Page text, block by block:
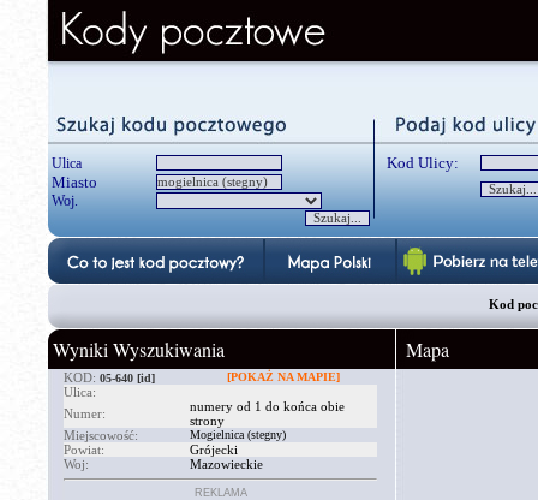
Ulica
Miasto
Woj.
Kod Ulicy:
Kod
Wyniki Wyszukiwania
KOD: 05-640 [id] [POKAŻ NA MAPIE]
Ulica:
Numer:
numery od 1 do końca obie
strony
Miejscowość:
Mogielnica (stegny)
Powiat:
Grójecki
Woj:
Mazowieckie
REKLAMA
Mapa